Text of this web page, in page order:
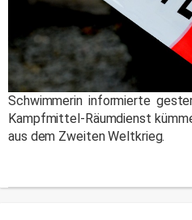
Schwimmerin informierte
Kampfmittel-Räumdienst
aus dem Zweiten Weltkrieg.